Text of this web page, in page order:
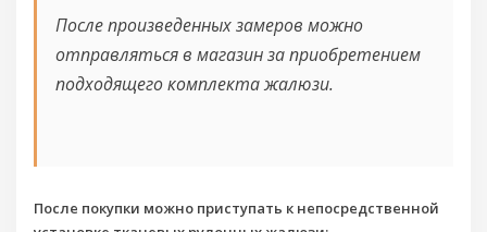
После произведенных замеров можно
отправляться в магазин за приобретением
подходящего комплекта жалюзи.
После покупки можно приступать к непосредственной